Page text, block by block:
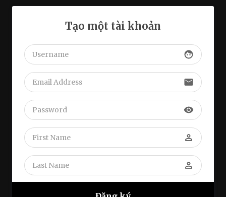
Tạo một tài khoản
face
face
email
email
visibility
visibility
perm_identity
perm_identity
perm_identity
perm_identity